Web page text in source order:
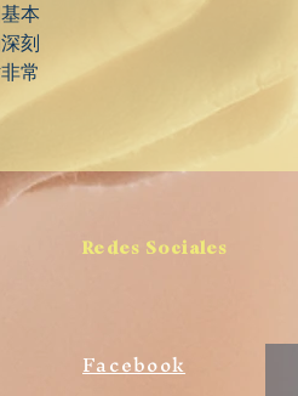
本
刻
常
Redes Sociales
Facebook